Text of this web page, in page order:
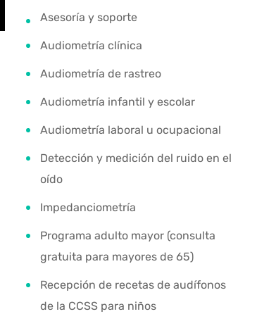
Asesoría y soporte
Audiometría clínica
Audiometría de rastreo
Audiometría infantil y escolar
Audiometría laboral u ocupacional
Detección y medición del ruido en el
oído
Impedanciometría
Programa adulto mayor (consulta
gratuita para mayores de 65)
Recepción de recetas de audífonos
de la CCSS para niños